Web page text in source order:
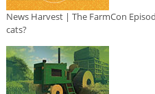
News Harvest | The FarmCon
cats?